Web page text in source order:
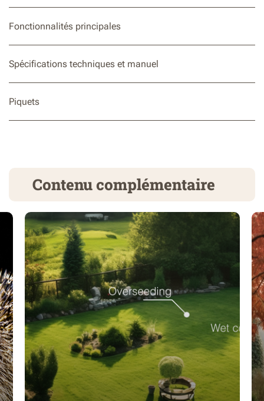
Fonctionnalités principales
Spécifications techniques et manuel
Piquets
Contenu complémentaire